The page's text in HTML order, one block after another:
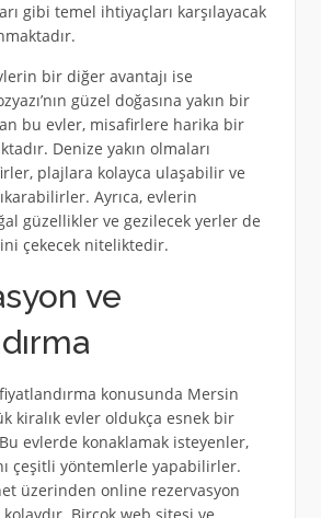
gibi temel ihtiyaçları karşılayacak
bir diğer avantajı ise
güzel doğasına yakın bir
bu evler, misafirlere harika bir
Denize yakın olmaları
plajlara kolayca ulaşabilir ve
Ayrıca, evlerin
güzellikler ve gezilecek yerler de
çekecek niteliktedir.
ve
konusunda Mersin
kiralık evler oldukça esnek bir
evlerde konaklamak isteyenler,
çeşitli yöntemlerle yapabilirler.
üzerinden online rezervasyon